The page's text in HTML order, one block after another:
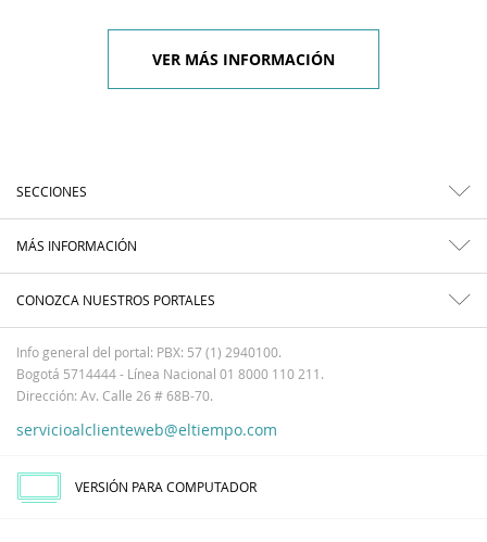
VER MÁS INFORMACIÓN
SECCIONES
MÁS INFORMACIÓN
CONOZCA NUESTROS PORTALES
Info general del portal: PBX: 57 (1) 2940100.
Bogotá 5714444 - Línea Nacional 01 8000 110 211.
Dirección: Av. Calle 26 # 68B-70.
servicioalclienteweb@eltiempo.com
VERSIÓN PARA COMPUTADOR